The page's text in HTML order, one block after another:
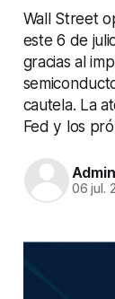
Wall Street
este 6 de
gracias al
cautela. La
Fed y los
06 jul.